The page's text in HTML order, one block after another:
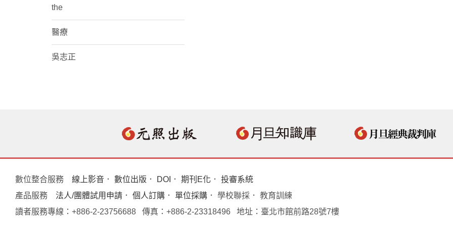
the
醫療
吳志正
數位整合服務 線上影音 ． 數位出版 ． DOI ． 期刊E化 ． 投審系統
產品服務
法人/團體試用申請 ． 個人訂購 ． 單位採購 ． 學校聯採． 教育訓練
讀者服務專線：+886-2-23756688 傳真：+886-2-23318496 地址：臺北市館前路28號7樓